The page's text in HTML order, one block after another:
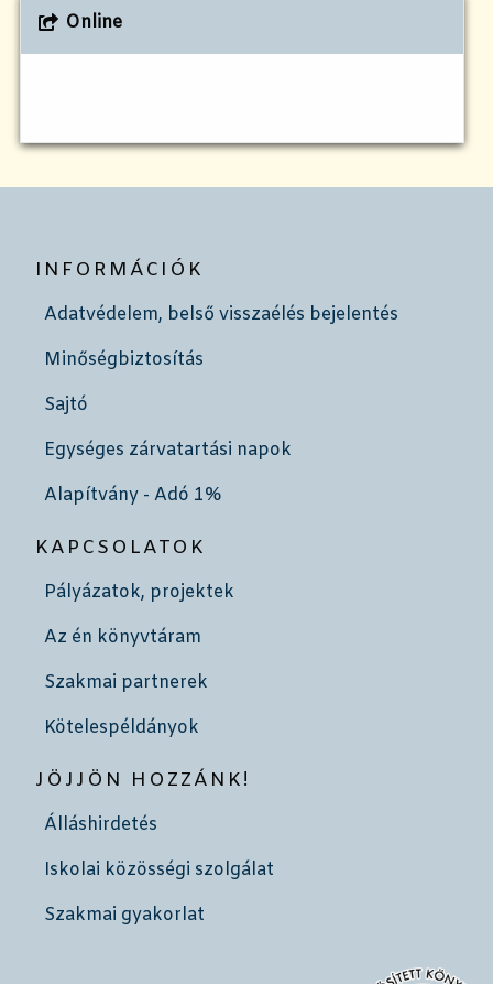
Online
INFORMÁCIÓK
Adatvédelem, belső visszaélés bejelentés
Minőségbiztosítás
Sajtó
Egységes zárvatartási napok
Alapítvány - Adó 1%
KAPCSOLATOK
Pályázatok, projektek
Az én könyvtáram
Szakmai partnerek
Kötelespéldányok
JÖJJÖN HOZZÁNK!
Álláshirdetés
Iskolai közösségi szolgálat
Szakmai gyakorlat